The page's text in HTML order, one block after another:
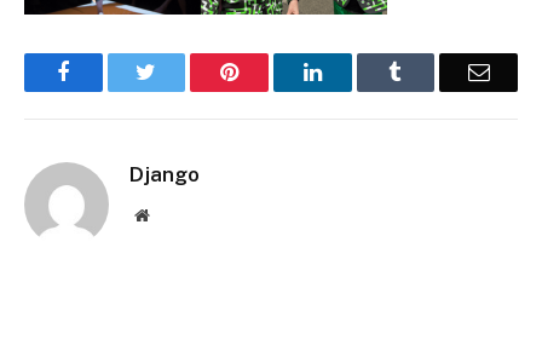
Facebook Pinterest LinkedIn Email
Django
Website